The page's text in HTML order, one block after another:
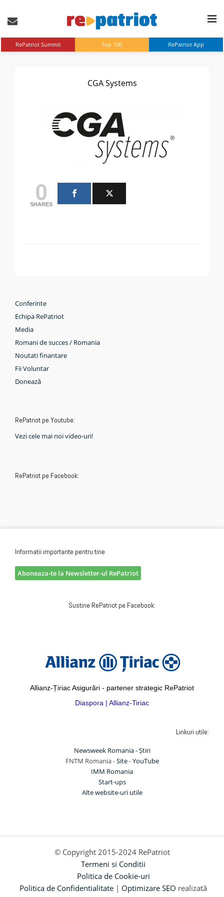
RePatriot Summit Top 100 RePatriot App
CGA Systems
0
SHARES
Conferinte
Echipa RePatriot
Media
Romani de succes / Romania
Noutati finantare
Fii Voluntar
Donează
RePatriot pe Youtube:
Vezi cele mai noi video-uri!
RePatriot pe Facebook:
Informatii importante pentru tine
Aboneaza-te la Newsletter-ul RePatriot
Sustine RePatriot pe Facebook:
Allianz-Țiriac Asigurări - partener strategic RePatriot
Diaspora | Allianz-Tiriac
Linkuri utile:
Newsweek Romania - Știri
FNTM Romania -Site-YouTube
IMM Romania
Start-ups
Alte website-uri utile
© Copyright 2015-2024 RePatriot
Termeni si Conditii
Politica de Cookie-uri
Politica de Confidentialitate | Optimizare SEO realizată